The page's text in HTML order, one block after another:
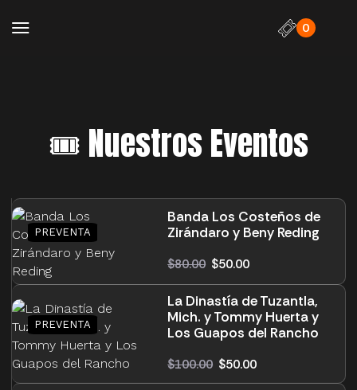
0
🎟️ Nuestros Eventos
Banda Los Costeños de
Zirándaro y Beny Reding
$80.00 $50.00
La Dinastía de Tuzantla,
Mich. y Tommy Huerta y
Los Guapos del Rancho
$100.00 $50.00